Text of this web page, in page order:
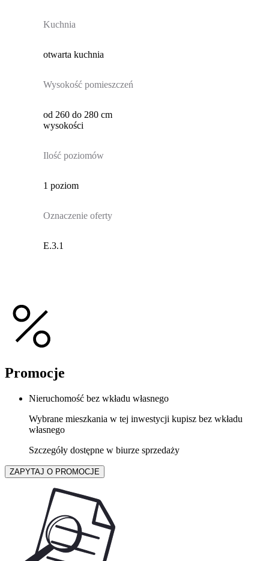
Kuchnia
otwarta kuchnia
Wysokość pomieszczeń
od 260 do 280 cm
wysokości
Ilość poziomów
1 poziom
Oznaczenie oferty
E.3.1
Promocje
Nieruchomość bez wkładu własnego
Wybrane mieszkania w tej inwestycji kupisz bez wkładu
własnego
Szczegóły dostępne w biurze sprzedaży
ZAPYTAJ O PROMOCJE